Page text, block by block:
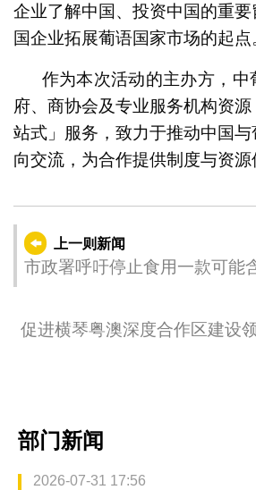
企业了解中国、投资中国的重
国企业拓展葡语国家市场的起点
作为本次活动的主办方，中
府、商协会及专业服务机构资
站式」服务，致力于推动中国
向交流，为合作提供制度与资源
上一则新闻
市政署呼吁停止食用一款可能
促进横琴粤澳深度合作区建设
部门新闻
2026-07-31 17:56